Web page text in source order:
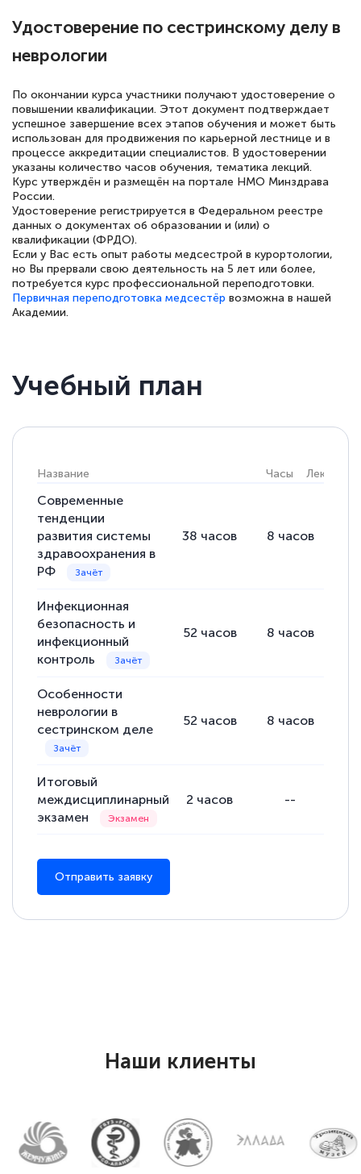
вежливое сопровождение! Всё чётко и
понятно! Проходила повышение
Елена Петрикс
Знаток города 5 уровня
11 марта 2026
Всем добрый день! Я прошла курс
повышени каалификации по
специальности «Тренер-преподаватель
по тяжелой атлетике»! Хочется
специалисты, ответили на все
интересующие вопросы и в течении
двух…
Светлана К
Знаток города 7 уровня
10 марта 2026
Оставила заявку на обучение онлайн, мне
быстро ответили, разъяснили все детали.
Обучение понравилось: огромное
количество тематической литературы,
пособий и учебников доступно на время
прохождения курса, удобная система
аттестации, проблем не возникло ни на
каком этапе…
Удостоверение по сестринскому делу в
неврологии
По окончании курса участники получают удостоверение о
повышении квалификации. Этот документ подтверждает
успешное завершение всех этапов обучения и может быть
использован для продвижения по карьерной лестнице и в
процессе аккредитации специалистов. В удостоверении
указаны количество часов обучения, тематика лекций.
Курс утверждён и размещён на портале НМО Минздрава
России.
Удостоверение регистрируется в Федеральном реестре
данных о документах об образовании и (или) о
квалификации (ФРДО).
Если у Вас есть опыт работы медсестрой в курортологии,
но Вы прервали свою деятельность на 5 лет или более,
потребуется курс профессиональной переподготовки.
Первичная переподготовка медсестёр возможна в нашей
Академии.
Учебный план
Название Часы Лекции
Современные
тенденции
развития системы
здравоохранения в
РФ
38 часов 8 часов
Инфекционная
безопасность и
инфекционный
контроль
52 часов 8 часов
Особенности
неврологии в
сестринском деле
52 часов 8 часов
Итоговый
междисциплинарный
экзамен
2 часов --
Отправить заявку
Наши клиенты